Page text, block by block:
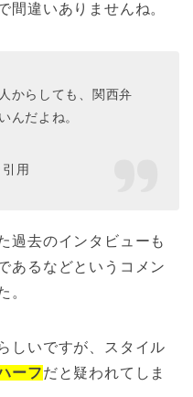
間違いありませんね。
からしても、関西弁
んだよね。
用
過去のインタビューも
あるなどというコメン
。
しいですが、スタイル
ーフだと疑われてしま